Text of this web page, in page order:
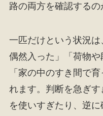
路の両方を確認するの
一匹だけという状況
偶然入った」「荷物や
「家の中のすき間で
れます。判断を急ぎ
を使いすぎたり、逆